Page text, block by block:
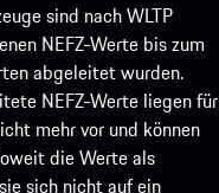
sind nach WLTP
NEFZ-Werte bis zum
abgeleitet wurden.
NEFZ-Werte liegen für
mehr vor und können
die Werte als
sich nicht auf ein